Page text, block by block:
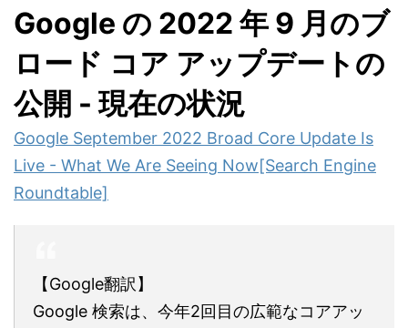
Google の 2022 年 9 月のブ
ロード コア アップデートの
公開 - 現在の状況
Google September 2022 Broad Core Update Is
Live - What We Are Seeing Now[Search Engine
Roundtable]
【Google翻訳】
Google 検索は、今年2回目の広範なコアアッ